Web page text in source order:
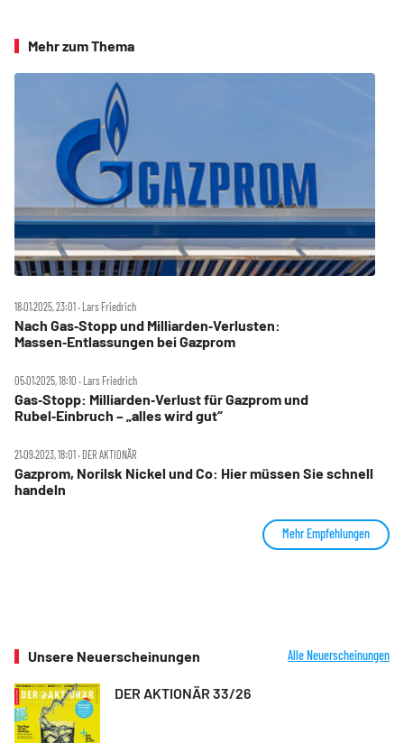
Mehr zum Thema
18.01.2025, 23:01 ‧ Lars Friedrich
Nach Gas‑Stopp und Milliarden‑Verlusten:
Massen‑Entlassungen bei Gazprom
05.01.2025, 18:10 ‧ Lars Friedrich
Gas‑Stopp: Milliarden‑Verlust für Gazprom und
Rubel‑Einbruch – „alles wird gut“
21.09.2023, 18:01 ‧ DER AKTIONÄR
Gazprom, Norilsk Nickel und Co: Hier müssen Sie schnell
handeln
Mehr Empfehlungen
Unsere Neuerscheinungen Alle Neuerscheinungen
DER AKTIONÄR 33/26